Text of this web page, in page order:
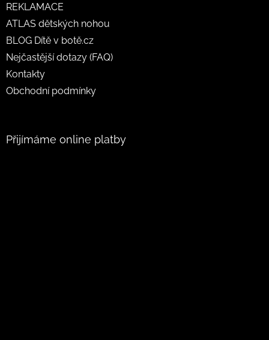
REKLAMACE
ATLAS dětských nohou
BLOG Dítě v botě.cz
Nejčastější dotazy (FAQ)
Kontakty
Obchodní podmínky
Přijímáme online platby